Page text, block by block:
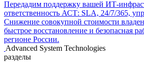
Передадим поддержку вашей
ответственность АСТ: SLA, 24/7/365,
Снижение совокупной стоимости
быстрое восстановление и безопасная
регионе России.
Advanced System Technologies
разделы